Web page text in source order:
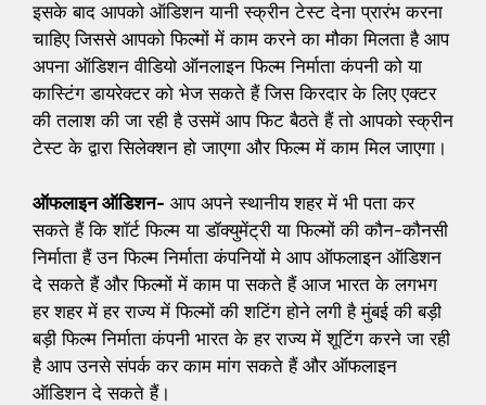
इसके बाद आपको ऑडिशन यानी स्क्रीन टेस्ट देना प्रारंभ करना
चाहिए जिससे आपको फिल्मों में काम करने का मौका मिलता है आप
अपना ऑडिशन वीडियो ऑनलाइन फिल्म निर्माता कंपनी को या
कास्टिंग डायरेक्टर को भेज सकते हैं जिस किरदार के लिए एक्टर
की तलाश की जा रही है उसमें आप फिट बैठते हैं तो आपको स्क्रीन
टेस्ट के द्वारा सिलेक्शन हो जाएगा और फिल्म में काम मिल जाएगा।
ऑफलाइन ऑडिशन- आप अपने स्थानीय शहर में भी पता कर
सकते हैं कि शॉर्ट फिल्म या डॉक्युमेंट्री या फिल्मों की कौन-कौनसी
निर्माता हैं उन फिल्म निर्माता कंपनियों मे आप ऑफलाइन ऑडिशन
दे सकते हैं और फिल्मों में काम पा सकते हैं आज भारत के लगभग
हर शहर में हर राज्य में फिल्मों की शटिंग होने लगी है मुंबई की बड़ी
बड़ी फिल्म निर्माता कंपनी भारत के हर राज्य में शूटिंग करने जा रही
है आप उनसे संपर्क कर काम मांग सकते हैं और ऑफलाइन
ऑडिशन दे सकते हैं।